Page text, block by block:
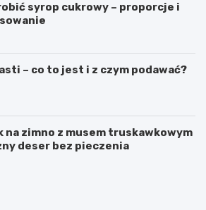
syrop cukrowy – proporcje i
– co to jest i z czym podawać?
na zimno z musem truskawkowym
deser bez pieczenia